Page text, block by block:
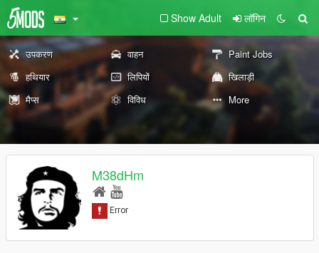
Show Adult लॉगिन
उपकरण वाहन
Paint Jobs
हथियार
लिपियों
खिलाड़ी
मैप्स
विविध More
M38dHm